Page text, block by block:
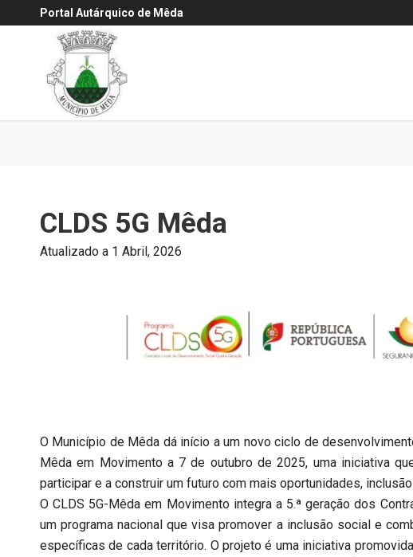
Portal Autárquico de Mêda
CLDS 5G Mêda
Atualizado a 1 Abril, 2026
O Município de Mêda dá início a um novo ciclo de
Mêda em Movimento a 7 de outubro de 2025, uma iniciativa
participar e a construir um futuro com mais oportunidades,
O CLDS 5G-Mêda em Movimento integra a 5.ª geração dos
um programa nacional que visa promover a inclusão social e
específicas de cada território. O projeto é uma iniciativa